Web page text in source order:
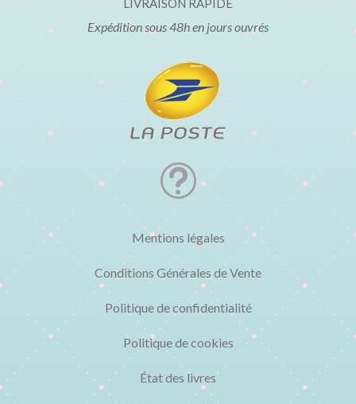
LIVRAISON RAPIDE
Expédition sous 48h en jours ouvrés
t
Mentions légales
Conditions Générales de Vente
Politique de confidentialité
Politique de cookies
État des livres